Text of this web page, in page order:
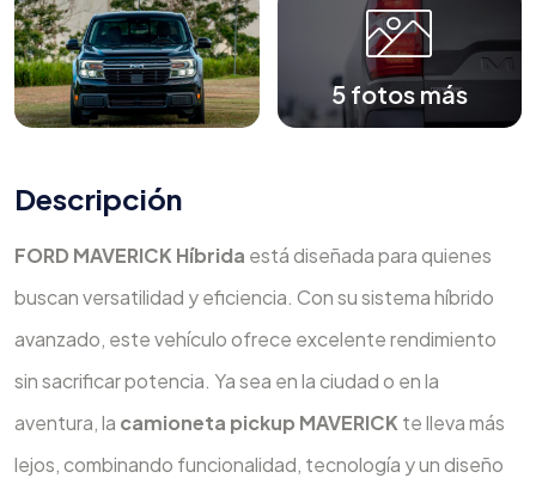
5 fotos más
Descripción
FORD MAVERICK Híbrida está diseñada para quienes
buscan versatilidad y eficiencia. Con su sistema híbrido
avanzado, este vehículo ofrece excelente rendimiento
sin sacrificar potencia. Ya sea en la ciudad o en la
aventura, la camioneta pickup MAVERICK te lleva más
lejos, combinando funcionalidad, tecnología y un diseño